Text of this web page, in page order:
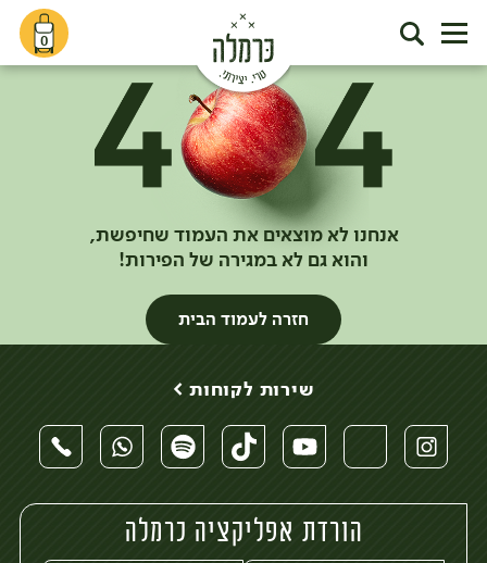
0
אנחנו לא מוצאים את העמוד שחיפשת,
והוא גם לא במגירה של הפירות!
חזרה לעמוד הבית
שירות לקוחות >
הורדת אפליקציה כרמלה